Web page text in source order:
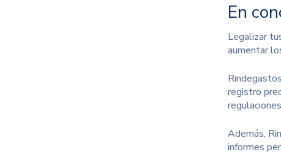
En
Legalizar
aumentar
registro
Además,
informes